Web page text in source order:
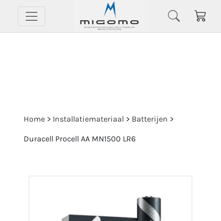
Home > Installatiemateriaal > Batterijen >
Duracell Procell AA MN1500 LR6